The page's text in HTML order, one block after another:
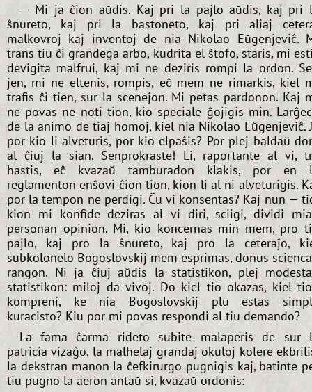
— Mi ja ĉion aŭdis. Kaj pri la pajlo aŭdis, kaj pri
ŝnureto, kaj pri la bastoneto, kaj pri aliaj
malkovroj kaj inventoj de nia Nikolao Eŭgenjeviĉ.
trans tiu ĉi grandega arbo, kudrita el ŝtofo, staris, mi
devigita malfrui, kaj mi ne deziris rompi la ordon.
jen, mi ne eltenis, rompis, eĉ mem ne rimarkis, kiel
trafis ĉi tien, sur la scenejon. Mi petas pardonon. Kaj
ne povas ne noti tion, kio speciale ĝojigis min.
de la animo de tiaj homoj, kiel nia Nikolao Eŭgenjeviĉ.
por kio li alveturis, por kio elpaŝis? Por plej baldaŭ
al ĉiuj la sian. Senprokraste! Li, raportante al vi,
hastis, eĉ kvazaŭ tamburadon klakis, por en
reglamenton enŝovi ĉion tion, kion li al ni alveturigis.
por la tempon ne perdigi. Ĉu vi konsentas? Kaj nun —
kion mi konfide deziras al vi diri, sciigi, dividi
personan opinion. Mi, kio koncernas min mem, pro
pajlo, kaj pro la ŝnureto, kaj pro la ceteraĵo,
subkolonelo Bogoslovskij mem esprimas, donus
rangon. Ni ja ĉiuj aŭdis la statistikon, plej
statistikon: miloj da vivoj. Do kiel tio okazas, kiel
kompreni, ke nia Bogoslovskij plu estas
kuracisto? Kiu por mi povas respondi al tiu demando?
La fama ĉarma rideto subite malaperis de sur
patricia vizaĝo, la malhelaj grandaj okuloj kolere
la dekstran manon la ĉefkirurgo pugnigis kaj, batinte
tiu pugno la aeron antaŭ si, kvazaŭ ordonis: